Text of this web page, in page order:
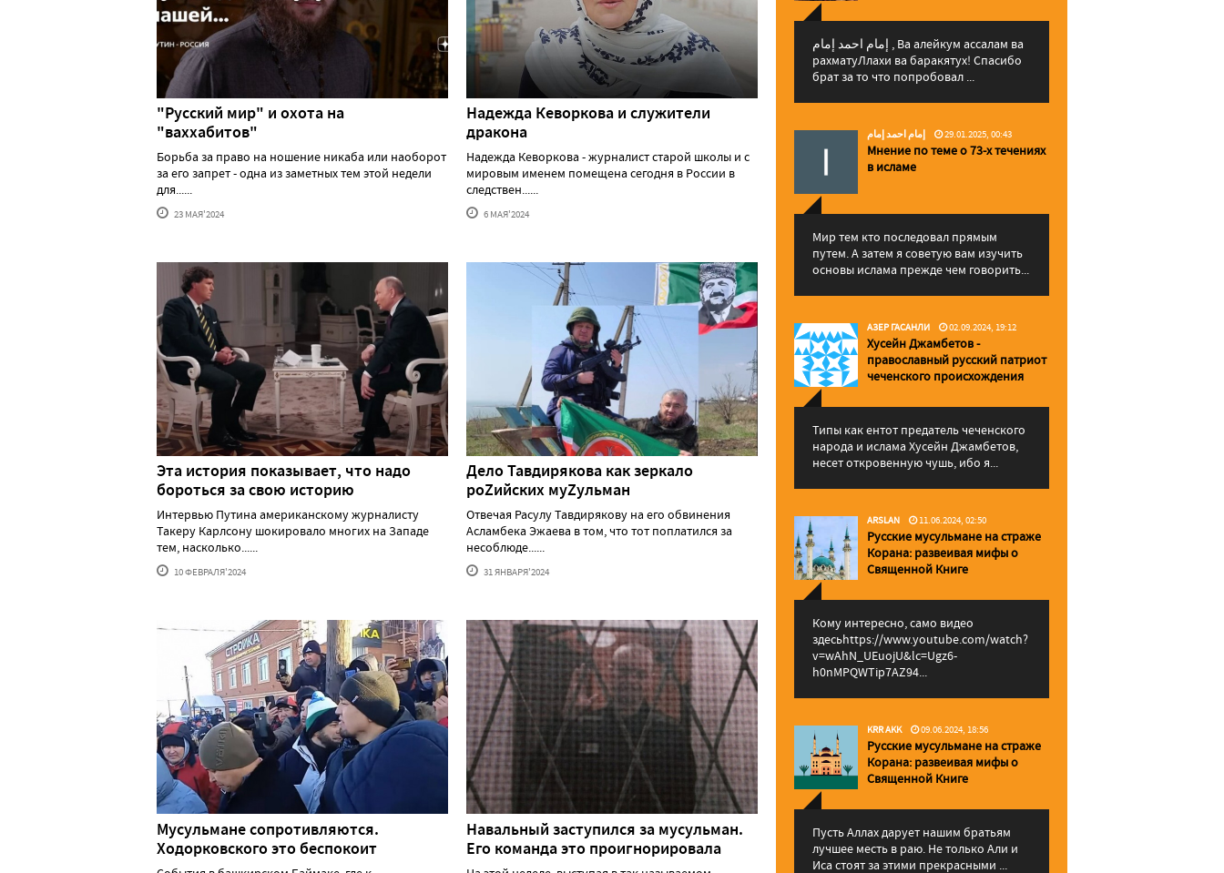
"Русский мир" и охота на
"ваххабитов"
Борьба за право на ношение никаба или наоборот
за его запрет - одна из заметных тем этой недели
для......
23 МАЯ'2024
Надежда Кеворкова и служители
дракона
Надежда Кеворкова - журналист старой школы и с
мировым именем помещена сегодня в России в
следствен......
6 МАЯ'2024
Эта история показывает, что надо
бороться за свою историю
Интервью Путина американскому журналисту
Такеру Карлсону шокировало многих на Западе
тем, насколько......
10 ФЕВРАЛЯ'2024
Дело Тавдирякова как зеркало
роZийских муZульман
Отвечая Расулу Тавдирякову на его обвинения
Асламбека Эжаева в том, что тот поплатился за
несоблюде......
31 ЯНВАРЯ'2024
Мусульмане сопротивляются.
Ходорковского это беспокоит
Навальный заступился за мусульман.
Его команда это проигнорировала
إمام احمد إمام , Ва алейкум ассалам ва
рахматуЛлахи ва баракятух! Спасибо
брат за то что попробовал ...
إمام احمد إمام 29.01.2025, 00:43
Мнение по теме о 73-х течениях
в исламе
Мир тем кто последовал прямым
путем. А затем я советую вам изучить
основы ислама прежде чем говорить...
АЗЕР ГАСАНЛИ 02.09.2024, 19:12
Хусейн Джамбетов -
православный русский патриот
чеченского происхождения
Типы как ентот предатель чеченского
народа и ислама Хусейн Джамбетов,
несет откровенную чушь, ибо я...
ARSLAN 11.06.2024, 02:50
Русские мусульмане на страже
Корана: pазвеивая мифы о
Священной Книге
Кому интересно, само видео
здесьhttps://www.youtube.com/watch?
v=wAhN_UEuojU&lc=Ugz6-
h0nMPQWTip7AZ94...
KRR AKK 09.06.2024, 18:56
Русские мусульмане на страже
Корана: pазвеивая мифы о
Священной Книге
Пусть Аллах дарует нашим братьям
лучшее месть в раю. Не только Али и
Иса стоят за этими прекрасными ...